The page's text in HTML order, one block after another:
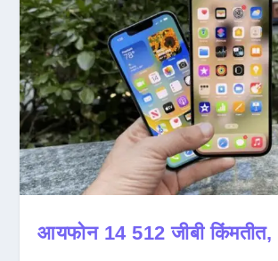
आयफोन 14 512 जीबी किंमतीत,